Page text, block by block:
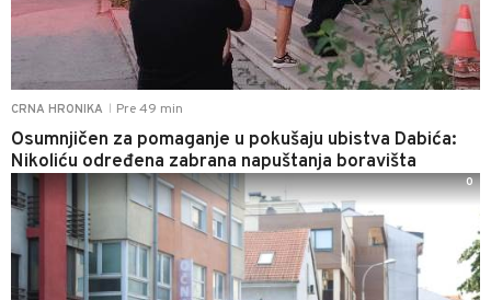
CRNA HRONIKA Pre 49 min
Osumnjičen za pomaganje u pokušaju ubistva Dabića:
Nikoliću određena zabrana napuštanja boravišta
0